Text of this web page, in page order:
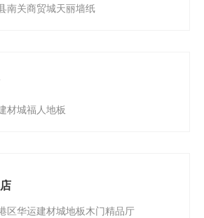
南关商贸城天丽墙纸
材城福人地板
区华运建材城地板木门精品厅